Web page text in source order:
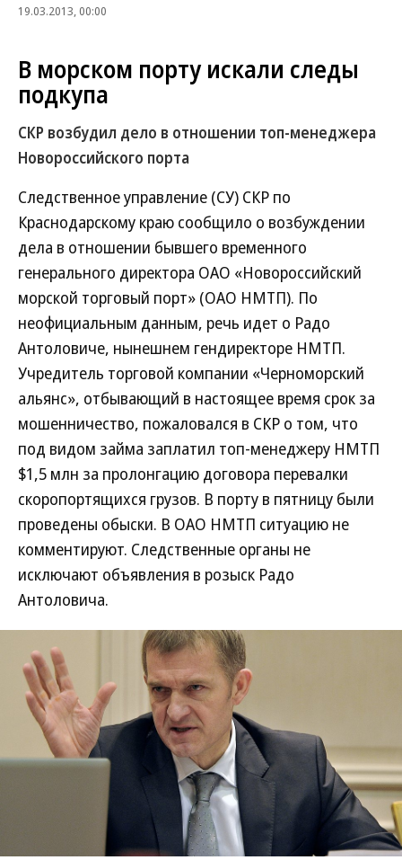
19.03.2013, 00:00
В морском порту искали следы
подкупа
СКР возбудил дело в отношении топ-менеджера
Новороссийского порта
Следственное управление (СУ) СКР по
Краснодарскому краю сообщило о возбуждении
дела в отношении бывшего временного
генерального директора ОАО «Новороссийский
морской торговый порт» (ОАО НМТП). По
неофициальным данным, речь идет о Радо
Антоловиче, нынешнем гендиректоре НМТП.
Учредитель торговой компании «Черноморский
альянс», отбывающий в настоящее время срок за
мошенничество, пожаловался в СКР о том, что
под видом займа заплатил топ-менеджеру НМТП
$1,5 млн за пролонгацию договора перевалки
скоропортящихся грузов. В порту в пятницу были
проведены обыски. В ОАО НМТП ситуацию не
комментируют. Следственные органы не
исключают объявления в розыск Радо
Антоловича.